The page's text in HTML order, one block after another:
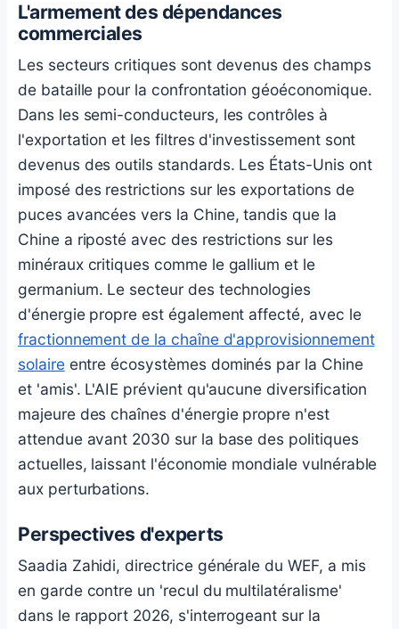
L'armement des dépendances
commerciales
Les secteurs critiques sont devenus des champs
de bataille pour la confrontation géoéconomique.
Dans les semi-conducteurs, les contrôles à
l'exportation et les filtres d'investissement sont
devenus des outils standards. Les États-Unis ont
imposé des restrictions sur les exportations de
puces avancées vers la Chine, tandis que la
Chine a riposté avec des restrictions sur les
minéraux critiques comme le gallium et le
germanium. Le secteur des technologies
d'énergie propre est également affecté, avec le
fractionnement de la chaîne d'approvisionnement
solaireentre écosystèmes dominés par la Chine
et 'amis'. L'AIE prévient qu'aucune diversification
majeure des chaînes d'énergie propre n'est
attendue avant 2030 sur la base des politiques
actuelles, laissant l'économie mondiale vulnérable
aux perturbations.
Perspectives d'experts
Saadia Zahidi, directrice générale du WEF, a mis
en garde contre un 'recul du multilatéralisme'
dans le rapport 2026, s'interrogeant sur la